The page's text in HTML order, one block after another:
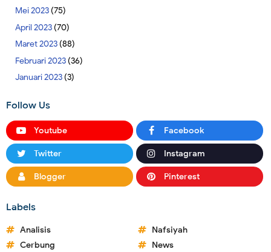
Mei 2023(75)
April 2023(70)
Maret 2023(88)
Februari 2023(36)
Januari 2023(3)
Follow Us
Youtube Facebook
Twitter Instagram
Blogger Pinterest
Labels
Analisis
Cerbung
Nafsiyah
News